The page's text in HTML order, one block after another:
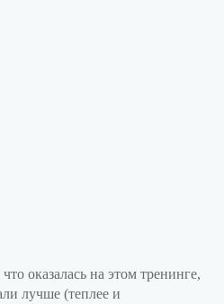
оказалась на этом тренинге,
лучше (теплее и